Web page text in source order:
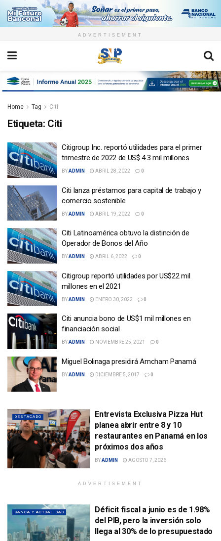
ADVERTISEMENT
Home Tag Citi
Etiqueta: Citi
Citigroup Inc. reportó utilidades para el primer
trimestre de 2022 de US$ 4.3 mil millones
BYADMIN ABRIL 28, 2022 0
Citi lanza préstamos para capital de trabajo y
comercio sostenible
BYADMIN ABRIL 19, 2022 0
Citi Latinoamérica obtuvo la distinción de
Operador de Bonos del Año
BYADMIN ABRIL 6, 2022 0
Citigroup reportó utilidades por US$22 mil
millones en el 2021
BYADMIN ENERO 30, 2022 0
Citi anuncia bono de US$1 mil millones en
financiación social
BYADMIN NOVIEMBRE 25, 2021 0
Miguel Bolinaga presidirá Amcham Panamá
BYADMIN DICIEMBRE 5, 2017 0
DESTACADO
Entrevista Exclusiva Pizza Hut
planea abrir entre 8 y 10
restaurantes en Panamá en los
próximos dos años
BYADMIN AGOSTO 7, 2026
ADVERTISEMENT
BANCA Y ACTUALIDAD
Déficit fiscal a junio es de 1.98%
del PIB, pero la inversión solo
llega al 30% de lo presupuestado